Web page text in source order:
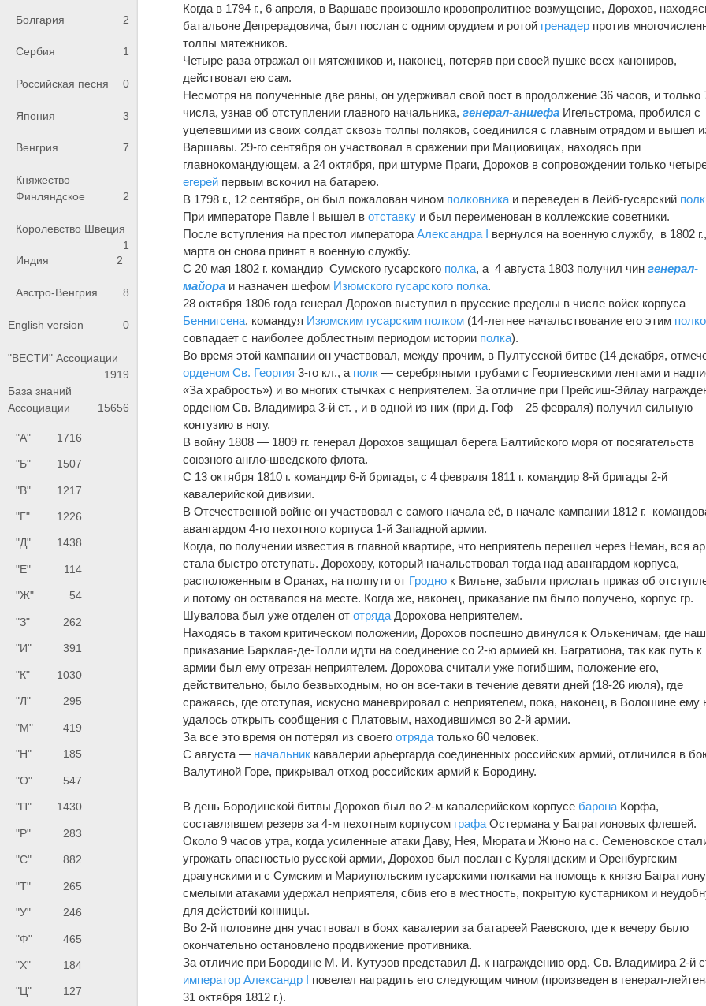
Болгария 2
Сербия 1
Российская песня 0
Япония 3
Венгрия 7
Княжество
Финляндское
2
Королевство Швеция
1
Индия
2
Австро-Венгрия 8
English version 0
"ВЕСТИ" Ассоциации
1919
База знаний
Ассоциации
15656
"А" 1716
"Б" 1507
"В" 1217
"Г" 1226
"Д" 1438
"Е" 114
"Ж" 54
"З" 262
"И" 391
"К" 1030
"Л" 295
"М" 419
"Н" 185
"О" 547
"П" 1430
"Р" 283
"С" 882
"Т" 265
"У" 246
"Ф" 465
"Х" 184
"Ц" 127
Когда в 1794 г., 6 апреля, в Варшаве произошло кровопролитное возмущение, Дорохов,
батальоне Депрерадовича, был послан с одним орудием и ротой гренадер против
толпы мятежников.
Четыре раза отражал он мятежников и, наконец, потеряв при своей пушке всех канониров,
действовал ею сам.
Несмотря на полученные две раны, он удерживал свой пост в продолжение 36 часов, и только
числа, узнав об отступлении главного начальника,генерал-аншефа Игельстрома, пробился с
уцелевшими из своих солдат сквозь толпы поляков, соединился с главным отрядом и вышел
Варшавы. 29-го сентября он участвовал в сражении при Мациовицах, находясь при
главнокомандующем, а 24 октября, при штурме Праги, Дорохов в сопровождении только
егерей первым вскочил на батарею.
В 1798 г., 12 сентября, он был пожалован чином полковника и переведен в Лейб-гусарский полк
При императоре Павле I вышел вотставку и был переименован в коллежские советники.
После вступления на престол императораАлександра I вернулся на военную службу, в 1802
марта он снова принят в военную службу.
С 20 мая 1802 г. командир Сумского гусарского полка, а 4 августа 1803 получил чингенерал-
майора и назначен шефом Изюмского гусарского полка.
28 октября 1806 года генерал Дорохов выступил в прусские пределы в числе войск корпуса
Беннигсена, командуя Изюмским гусарским полком (14-летнее начальствование его этим
совпадает с наиболее доблестным периодом истории полка).
Во время этой кампании он участвовал, между прочим, в Пултусской битве (14 декабря,
орденом Св. Георгия 3-го кл., а полк — серебряными трубами с Георгиевскими лентами и
«За храбрость») и во многих стычках с неприятелем. За отличие при Прейсиш-Эйлау
орденом Св. Владимира 3-й ст. , и в одной из них (при д. Гоф – 25 февраля) получил сильную
контузию в ногу.
В войну 1808 — 1809 гг. генерал Дорохов защищал берега Балтийского моря от посягательств
союзного англо-шведского флота.
С 13 октября 1810 г. командир 6-й бригады, с 4 февраля 1811 г. командир 8-й бригады 2-й
кавалерийской дивизии.
В Отечественной войне он участвовал с самого начала её, в начале кампании 1812 г.
авангардом 4-го пехотного корпуса 1-й Западной армии.
Когда, по получении известия в главной квартире, что неприятель перешел через Неман, вся
стала быстро отступать. Дорохову, который начальствовал тогда над авангардом корпуса,
расположенным в Оранах, на полпути от Гродно к Вильне, забыли прислать приказ об
и потому он оставался на месте. Когда же, наконец, приказание пм было получено, корпус гр.
Шувалова был уже отделен ототряда Дорохова неприятелем.
Находясь в таком критическом положении, Дорохов поспешно двинулся к Олькеничам, где
приказание Барклая-де-Толли идти на соединение со 2-ю армией кн. Багратиона, так как путь к
армии был ему отрезан неприятелем. Дорохова считали уже погибшим, положение его,
действительно, было безвыходным, но он все-таки в течение девяти дней (18-26 июля), где
сражаясь, где отступая, искусно маневрировал с неприятелем, пока, наконец, в Волошине ему
удалось открыть сообщения с Платовым, находившимся во 2-й армии.
За все это время он потерял из своегоотряда только 60 человек.
С августа — начальник кавалерии арьергарда соединенных российских армий, отличился в
Валутиной Горе, прикрывал отход российских армий к Бородину.
В день Бородинской битвы Дорохов был во 2-м кавалерийском корпусе барона Корфа,
составлявшем резерв за 4-м пехотным корпусом графа Остермана у Багратионовых флешей.
Около 9 часов утра, когда усиленные атаки Даву, Нея, Мюрата и Жюно на с. Семеновское
угрожать опасностью русской армии, Дорохов был послан с Курляндским и Оренбургским
драгунскими и с Сумским и Мариупольским гусарскими полками на помощь к князю
смелыми атаками удержал неприятеля, сбив его в местность, покрытую кустарником и
для действий конницы.
Во 2-й половине дня участвовал в боях кавалерии за батареей Раевского, где к вечеру было
окончательно остановлено продвижение противника.
За отличие при Бородине М. И. Кутузов представил Д. к награждению орд. Св. Владимира 2-й
император Александр I повелел наградить его следующим чином (произведен в генерал-
31 октября 1812 г.).